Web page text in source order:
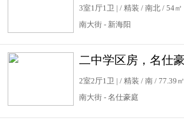
3室1厅1卫 | / 精装 / 南北 / 54㎡
南大街 - 新海阳
2室2厅1卫 | / 精装 / 南 / 77.39㎡
南大街 - 名仕豪庭